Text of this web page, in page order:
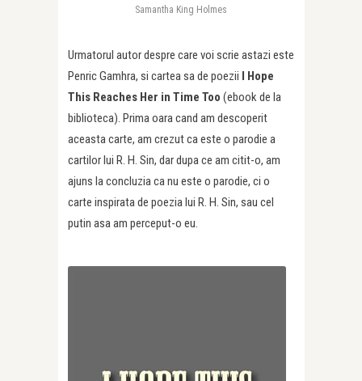
Samantha King Holmes
Urmatorul autor despre care voi scrie astazi este
Penric Gamhra, si cartea sa de poezii I Hope
This Reaches Her in Time Too (ebook de la
biblioteca). Prima oara cand am descoperit
aceasta carte, am crezut ca este o parodie a
cartilor lui R. H. Sin, dar dupa ce am citit-o, am
ajuns la concluzia ca nu este o parodie, ci o
carte inspirata de poezia lui R. H. Sin, sau cel
putin asa am perceput-o eu.